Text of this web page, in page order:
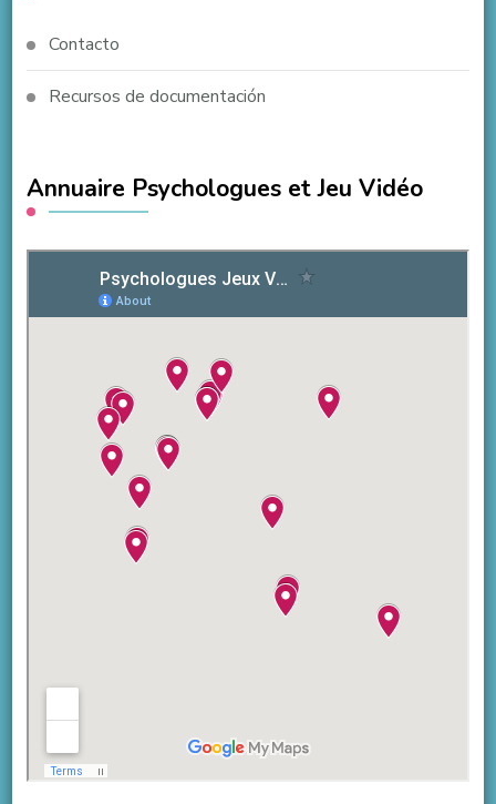
Contacto
Recursos de documentación
Annuaire Psychologues et Jeu Vidéo